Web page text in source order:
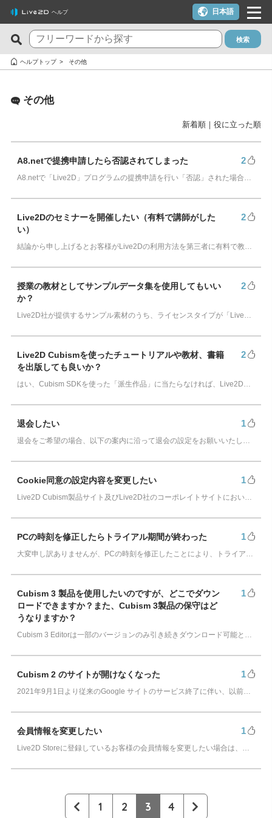
ヘルプ
新着のFAQ
サードパーティ製アプリケーションにおけるCubism Editorおよ
Cookie同意の設定内容を変更したい
alpha版のCubism Editorで作成したファイル(cmo3,can3,moc3)
Cubism Editorが快適に動作するPCスペックの指標が知りたい
AIが使われたコンテンツでCubism EditorやCubism SDK、サン
プルモデルを使いたいのですが、問題ありますか？
役に立った質問TOP10
が表示される
ライセンスキー1つでPC複数台は利用できる？
トライアル版とフリー版の違いは？
トライアル版を利用しないでFREE版を利用したい
決済エラーのメールが届いた（クレジットカード）
解約したい（更新停止にしたい）
ライセンスを解除したい / 新しいPCに移行したい
アカデミック版ライセンスとは？（学割制度）
検索
ヘルプトップ その他
その他
新着順 ｜役に立った順
A8.netで提携申請したら否認されてしまった 2
A8.netで「Live2D」プログラムの提携申請を行い「否認」された場合の原因として、以下が考えられます。 上記に関する問題の修正を行い、再度申請を行うと「…
Live2Dのセミナーを開催したい（有料で講師がした
い）
2
結論から申し上げるとお客様がLive2Dの利用方法を第三者に有料で教えること自体は、禁止事項となっておりませんので、ソフトウェア使用許諾契約書をよくお読みいただ…
授業の教材としてサンプルデータ集を使用してもいい
か？
2
Live2D社が提供するサンプル素材のうち、ライセンスタイプが「Live2Dオリジナルキャラクター」については、一般ユーザーや小規模事業者（年間売上1000万円…
Live2D Cubismを使ったチュートリアルや教材、書籍
を出版しても良いか？
2
はい、Cubism SDKを使った「派生作品」に当たらなければ、Live2Dに関するチュートリアルや教材、書籍の出版に関する制約や契約の必要性はありません。お持…
退会したい 1
退会をご希望の場合、以下の案内に沿って退会の設定をお願いいたします。
Cookie同意の設定内容を変更したい 1
Live2D Cubism製品サイト及びLive2D社のコーポレイトサイトにおいて、クッキー(Cookie)同意の設定内容を変更したい場合は、左下にある以下のア…
PCの時刻を修正したらトライアル期間が終わった 1
大変申し訳ありませんが、PCの時刻を修正したことにより、トライアルライセンスが失われてしまった場合、再度トライアルをご利用いただくことはできません。 誠に恐…
Cubism 3 製品を使用したいのですが、どこでダウン
ロードできますか？また、Cubism 3製品の保守はど
うなりますか？
1
Cubism 3 Editorは一部のバージョンのみ引き続きダウンロード可能となります。 Live2D Cubism Editor ダウンロードページ ※「…
Cubism 2 のサイトが開けなくなった 1
2021年9月1日より従来のGoogle サイトのサービス終了に伴い、以前のサイトは公開停止となりました。 Cubism 2 のサイトは新しいURLにて引き続…
会員情報を変更したい 1
Live2D Storeに登録しているお客様の会員情報を変更したい場合は、以下の方法で編集が可能です。 ライセンス管理者のメールアドレスを変更したい場合はこち…
1 2 3 4
日本語